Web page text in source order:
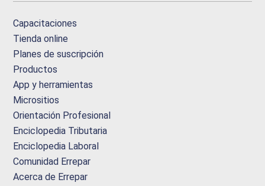
Capacitaciones
Tienda online
Planes de suscripción
Productos
App y herramientas
Micrositios
Orientación Profesional
Enciclopedia Tributaria
Enciclopedia Laboral
Comunidad Errepar
Acerca de Errepar